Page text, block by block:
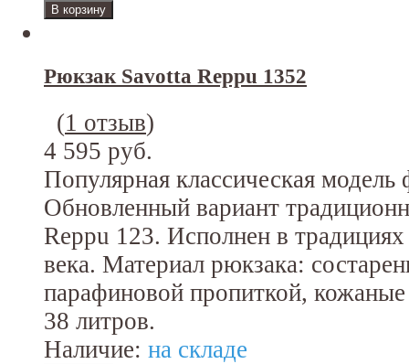
Рюкзак Savotta Reppu 1352
(1 отзыв)
4 595 руб.
Популярная классическая модель
Обновленный вариант
Reppu 123. Исполнен в
века. Материал рюкзака:
парафиновой пропиткой,
38 литров.
Наличие: на складе